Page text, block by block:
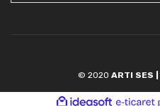
© 2020 ARTI SES |
ideasoft